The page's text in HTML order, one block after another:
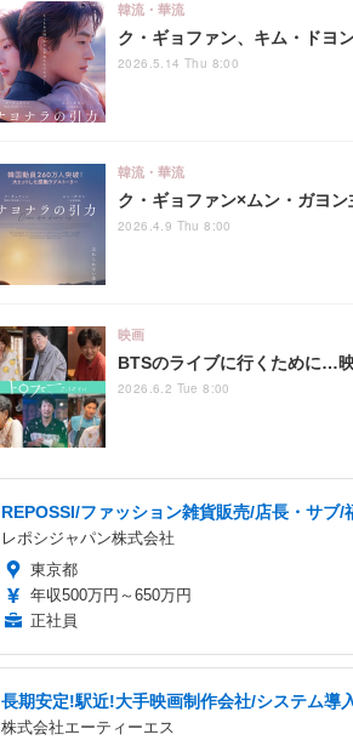
ク・ギョファン、キム・ドヨ
韓流・華流
2026.5.14 Thu 8:00
ク・ギョファン×ムン・ガヨ
韓流・華流
2026.4.9 Thu 8:00
BTSのライブに行くために…
映画
2026.6.2 Tue 8:00
REPOSSI/ファッション雑貨販売/店長・サブ/
レポシジャパン株式会社
東京都
年収500万円～650万円
正社員
長期安定!駅近!大手映画制作会社/システム導
株式会社エーティーエス